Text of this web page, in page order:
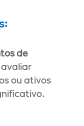
de
avaliar
ou ativos